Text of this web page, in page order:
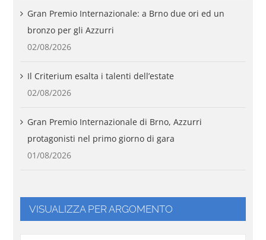
Gran Premio Internazionale: a Brno due ori ed un
bronzo per gli Azzurri
02/08/2026
Il Criterium esalta i talenti dell’estate
02/08/2026
Gran Premio Internazionale di Brno, Azzurri
protagonisti nel primo giorno di gara
01/08/2026
VISUALIZZA PER ARGOMENTO